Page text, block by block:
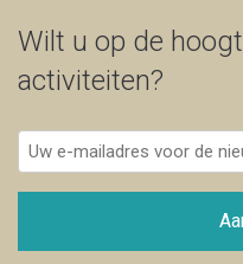
Wilt u op de
activiteiten?
Uw
e-
mailadres
de